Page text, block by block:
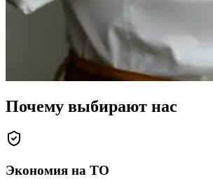
Почему выбирают нас
Экономия на ТО